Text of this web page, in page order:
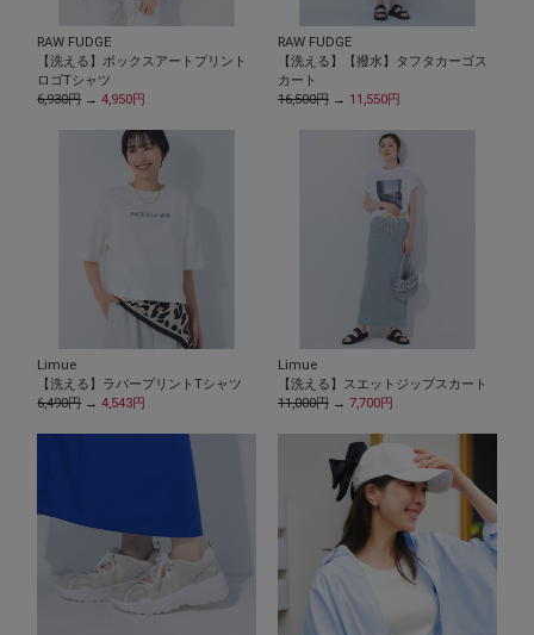
RAW FUDGE
【洗える】ボックスアートプリント
ロゴTシャツ
6,930円→4,950円
RAW FUDGE
【洗える】【撥水】タフタカーゴス
カート
16,500円→ 11,550円
Limue
【洗える】ラバープリントTシャツ
6,490円→4,543円
Limue
【洗える】スエットジップスカート
11,000円→ 7,700円